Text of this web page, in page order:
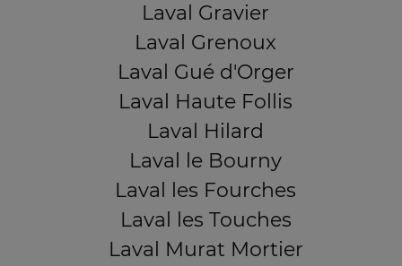
Laval Gravier
Laval Grenoux
Laval Gué d'Orger
Laval Haute Follis
Laval Hilard
Laval le Bourny
Laval les Fourches
Laval les Touches
Laval Murat Mortier